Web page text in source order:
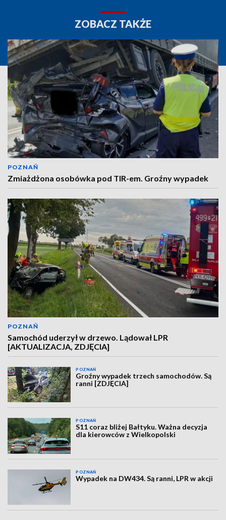
ZOBACZ TAKŻE
POZNAŃ
Zmiażdżona osobówka pod TIR-em. Groźny wypadek
POZNAŃ
Samochód uderzył w drzewo. Lądował LPR
[AKTUALIZACJA, ZDJĘCIA]
POZNAŃ
Groźny wypadek trzech samochodów. Są
ranni [ZDJĘCIA]
POZNAŃ
S11 coraz bliżej Bałtyku. Ważna decyzja
dla kierowców z Wielkopolski
POZNAŃ
Wypadek na DW434. Są ranni, LPR w akcji